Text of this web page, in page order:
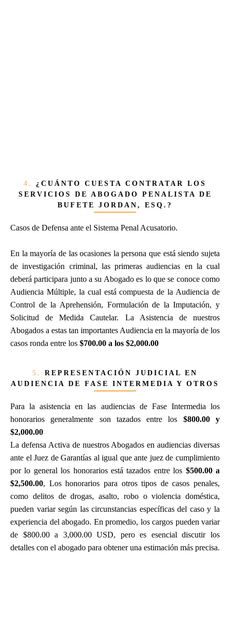
4. ¿CUÁNTO CUESTA CONTRATAR LOS
SERVICIOS DE ABOGADO PENALISTA DE
BUFETE JORDAN, ESQ.?
Casos de Defensa ante el Sistema Penal Acusatorio.
En la mayoría de las ocasiones la persona que está siendo sujeta
de investigación criminal, las primeras audiencias en la cual
deberá participara junto a su Abogado es lo que se conoce como
Audiencia Múltiple, la cual está compuesta de la Audiencia de
Control de la Aprehensión, Formulación de la Imputación, y
Solicitud de Medida Cautelar. La Asistencia de nuestros
Abogados a estas tan importantes Audiencia en la mayoría de los
casos ronda entre los $700.00 a los $2,000.00
5. REPRESENTACIÓN JUDICIAL EN
AUDIENCIA DE FASE INTERMEDIA Y OTROS
Para la asistencia en las audiencias de Fase Intermedia los
honorarios generalmente son tazados entre los $800.00 y
$2,000.00
La defensa Activa de nuestros Abogados en audiencias diversas
ante el Juez de Garantías al igual que ante juez de cumplimiento
por lo general los honorarios está tazados entre los $500.00 a
$2,500.00, Los honorarios para otros tipos de casos penales,
como delitos de drogas, asalto, robo o violencia doméstica,
pueden variar según las circunstancias específicas del caso y la
experiencia del abogado. En promedio, los cargos pueden variar
de $800.00 a 3,000.00 USD, pero es esencial discutir los
detalles con el abogado para obtener una estimación más precisa.